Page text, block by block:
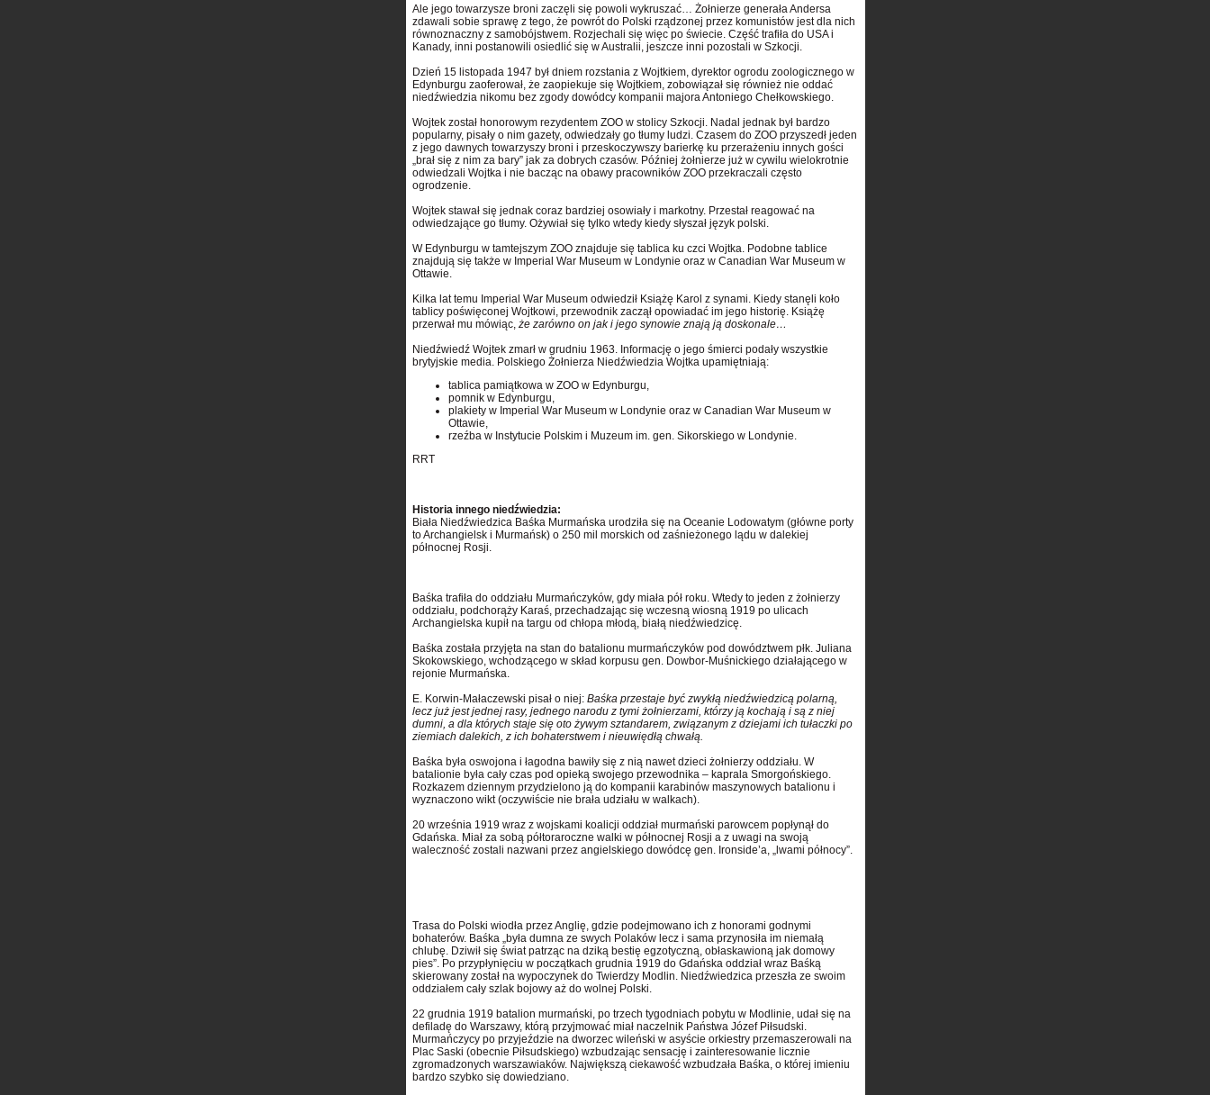
Ale jego towarzysze broni zaczęli się powoli wykruszać… Żołnierze generała Andersa
zdawali sobie sprawę z tego, że powrót do Polski rządzonej przez komunistów jest dla nich
równoznaczny z samobójstwem. Rozjechali się więc po świecie. Część trafiła do USA i
Kanady, inni postanowili osiedlić się w Australii, jeszcze inni pozostali w Szkocji.
Dzień 15 listopada 1947 był dniem rozstania z Wojtkiem, dyrektor ogrodu zoologicznego w
Edynburgu zaoferował, że zaopiekuje się Wojtkiem, zobowiązał się również nie oddać
niedźwiedzia nikomu bez zgody dowódcy kompanii majora Antoniego Chełkowskiego.
Wojtek został honorowym rezydentem ZOO w stolicy Szkocji. Nadal jednak był bardzo
popularny, pisały o nim gazety, odwiedzały go tłumy ludzi. Czasem do ZOO przyszedł jeden
z jego dawnych towarzyszy broni i przeskoczywszy barierkę ku przerażeniu innych gości
„brał się z nim za bary” jak za dobrych czasów. Później żołnierze już w cywilu wielokrotnie
odwiedzali Wojtka i nie bacząc na obawy pracowników ZOO przekraczali często
ogrodzenie.
Wojtek stawał się jednak coraz bardziej osowiały i markotny. Przestał reagować na
odwiedzające go tłumy. Ożywiał się tylko wtedy kiedy słyszał język polski.
W Edynburgu w tamtejszym ZOO znajduje się tablica ku czci Wojtka. Podobne tablice
znajdują się także w Imperial War Museum w Londynie oraz w Canadian War Museum w
Ottawie.
Kilka lat temu Imperial War Museum odwiedził Książę Karol z synami. Kiedy stanęli koło
tablicy poświęconej Wojtkowi, przewodnik zaczął opowiadać im jego historię. Książę
przerwał mu mówiąc, że zarówno on jak i jego synowie znają ją doskonale…
Niedźwiedź Wojtek zmarł w grudniu 1963. Informację o jego śmierci podały wszystkie
brytyjskie media. Polskiego Żołnierza Niedźwiedzia Wojtka upamiętniają:
tablica pamiątkowa w ZOO w Edynburgu,
pomnik w Edynburgu,
plakiety w Imperial War Museum w Londynie oraz w Canadian War Museum w
Ottawie,
rzeźba w Instytucie Polskim i Muzeum im. gen. Sikorskiego w Londynie.
RRT
Historia innego niedźwiedzia:
Biała Niedźwiedzica Baśka Murmańska urodziła się na Oceanie Lodowatym (główne porty
to Archangielsk i Murmańsk) o 250 mil morskich od zaśnieżonego lądu w dalekiej
północnej Rosji.
Baśka trafiła do oddziału Murmańczyków, gdy miała pół roku. Wtedy to jeden z żołnierzy
oddziału, podchorąży Karaś, przechadzając się wczesną wiosną 1919 po ulicach
Archangielska kupił na targu od chłopa młodą, białą niedźwiedzicę.
Baśka została przyjęta na stan do batalionu murmańczyków pod dowództwem płk. Juliana
Skokowskiego, wchodzącego w skład korpusu gen. Dowbor-Muśnickiego działającego w
rejonie Murmańska.
E. Korwin-Małaczewski pisał o niej: Baśka przestaje być zwykłą niedźwiedzicą polarną,
lecz już jest jednej rasy, jednego narodu z tymi żołnierzami, którzy ją kochają i są z niej
dumni, a dla których staje się oto żywym sztandarem, związanym z dziejami ich tułaczki po
ziemiach dalekich, z ich bohaterstwem i nieuwiędłą chwałą.
Baśka była oswojona i łagodna bawiły się z nią nawet dzieci żołnierzy oddziału. W
batalionie była cały czas pod opieką swojego przewodnika – kaprala Smorgońskiego.
Rozkazem dziennym przydzielono ją do kompanii karabinów maszynowych batalionu i
wyznaczono wikt (oczywiście nie brała udziału w walkach).
20 września 1919 wraz z wojskami koalicji oddział murmański parowcem popłynął do
Gdańska. Miał za sobą półtoraroczne walki w północnej Rosji a z uwagi na swoją
waleczność zostali nazwani przez angielskiego dowódcę gen. Ironside’a, „lwami północy”.
Trasa do Polski wiodła przez Anglię, gdzie podejmowano ich z honorami godnymi
bohaterów. Baśka „była dumna ze swych Polaków lecz i sama przynosiła im niemałą
chlubę. Dziwił się świat patrząc na dziką bestię egzotyczną, obłaskawioną jak domowy
pies”. Po przypłynięciu w początkach grudnia 1919 do Gdańska oddział wraz Baśką
skierowany został na wypoczynek do Twierdzy Modlin. Niedźwiedzica przeszła ze swoim
oddziałem cały szlak bojowy aż do wolnej Polski.
22 grudnia 1919 batalion murmański, po trzech tygodniach pobytu w Modlinie, udał się na
defiladę do Warszawy, którą przyjmować miał naczelnik Państwa Józef Piłsudski.
Murmańczycy po przyjeździe na dworzec wileński w asyście orkiestry przemaszerowali na
Plac Saski (obecnie Piłsudskiego) wzbudzając sensację i zainteresowanie licznie
zgromadzonych warszawiaków. Największą ciekawość wzbudzała Baśka, o której imieniu
bardzo szybko się dowiedziano.